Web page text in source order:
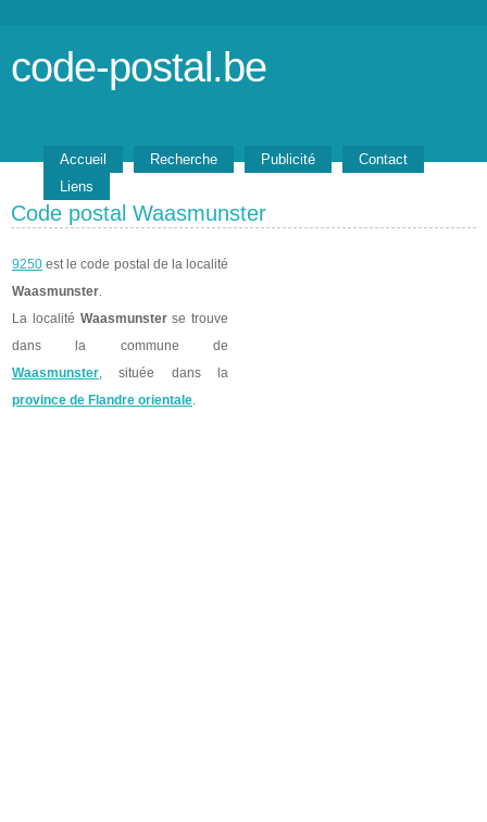
code-postal.be
Accueil Recherche Publicité
Contact
Liens
Code postal Waasmunster
9250 est le code postal de la localité
Waasmunster.
La localité Waasmunsterse trouve
dans la commune de
Waasmunster, située dans la
province de Flandre orientale.